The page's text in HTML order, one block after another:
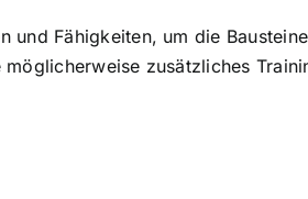
und Fähigkeiten, um die
zusätzliches